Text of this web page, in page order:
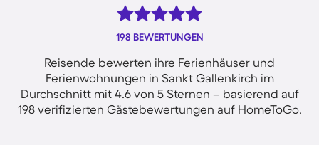
198 BEWERTUNGEN
Reisende bewerten ihre Ferienhäuser und
Ferienwohnungen in Sankt Gallenkirch im
Durchschnitt mit 4.6 von 5 Sternen – basierend auf
198 verifizierten Gästebewertungen auf HomeToGo.